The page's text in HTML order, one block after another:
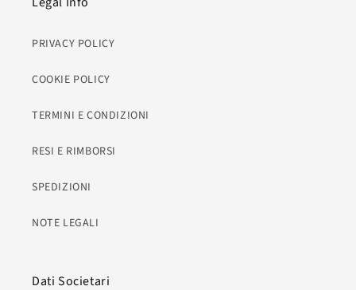
PRIVACY POLICY
COOKIE POLICY
TERMINI E CONDIZIONI
RESI E RIMBORSI
SPEDIZIONI
NOTE LEGALI
Dati Societari